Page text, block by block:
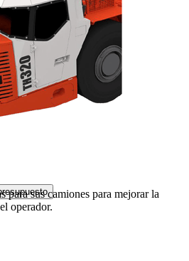
para sus camiones para mejorar la
operador.